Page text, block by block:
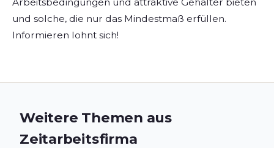
und solche, die nur das Mindestmaß erfüllen.
Informieren lohnt sich!
Weitere Themen aus
Zeitarbeitsfirma